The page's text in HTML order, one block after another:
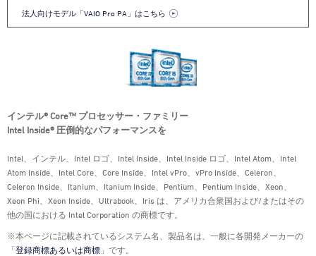
法人向けモデル「VAIO Pro PA」はこちら
インテル® Core™ プロセッサー・ファミリー
Intel Inside® 圧倒的なパフォーマンスを
Intel、インテル、Intel ロゴ、Intel Inside、Intel Inside ロゴ、Intel Atom、Intel
Atom Inside、Intel Core、Core Inside、Intel vPro、vPro Inside、Celeron、
Celeron Inside、Itanium、Itanium Inside、Pentium、Pentium Inside、Xeon、
Xeon Phi、Xeon Inside、Ultrabook、Iris は、アメリカ合衆国および/またはその
他の国における Intel Corporation の商標です。
※本ページに記載されているシステム名、製品名は、一般に各開発メーカーの
「登録商標あるいは商標 」です。